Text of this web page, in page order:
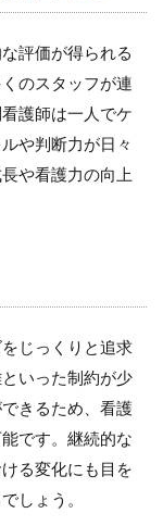
評価が得られる
のスタッフが連
護師は一人でケ
や判断力が日々
や看護力の向上
じっくりと追求
いった制約が少
きるため、看護
です。継続的な
る変化にも目を
しょう。